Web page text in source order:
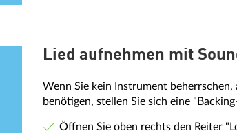
Lied aufnehmen mit
Wenn Sie kein Instrument
benötigen, stellen Sie sich eine
Öffnen Sie oben rechts den Reiter